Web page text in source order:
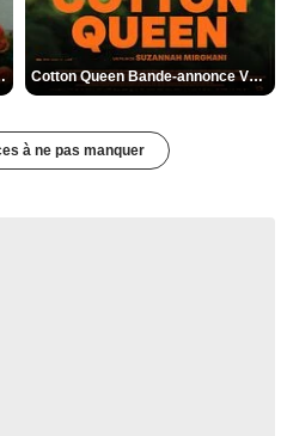
VO STFR Cotton Queen Bande-annonce VO STFR
à ne pas manquer